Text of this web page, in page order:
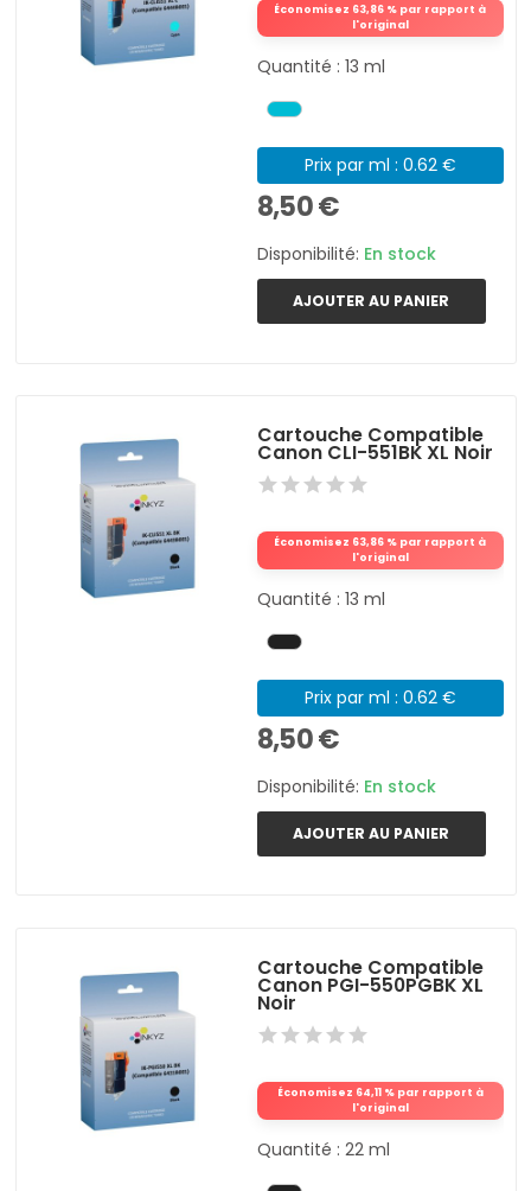
Économisez 63,86 % par rapport à
l'original
Quantité : 13 ml
Prix par ml : 0.62 €
8,50 €
Disponibilité: En stock
AJOUTER AU PANIER
Cartouche Compatible
Canon CLI-551BK XL Noir
Économisez 63,86 % par rapport à
l'original
Quantité : 13 ml
Prix par ml : 0.62 €
8,50 €
Disponibilité: En stock
AJOUTER AU PANIER
Cartouche Compatible
Canon PGI-550PGBK XL
Noir
Économisez 64,11 % par rapport à
l'original
Quantité : 22 ml